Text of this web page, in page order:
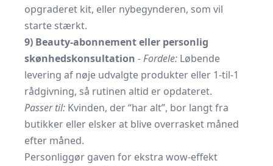
opgraderet kit, eller nybegynderen, som vil
starte stærkt.
9) Beauty-abonnement eller personlig
skønhedskonsultation -Fordele: Løbende
levering af nøje udvalgte produkter eller 1-til-1
rådgivning, så rutinen altid er opdateret.
Passer til: Kvinden, der “har alt”, bor langt fra
butikker eller elsker at blive overrasket måned
efter måned.
Personliggør gaven for ekstra wow-effekt